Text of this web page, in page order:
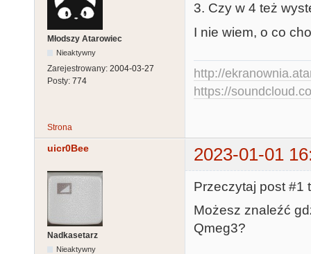
Młodszy Atarowiec
Nieaktywny
Zarejestrowany: 2004-03-27
Posty: 774
3. Czy w 4 też
I nie wiem, o co
http://
https://
Strona
uicr0Bee 2023-01-01
Nadkasetarz
Nieaktywny
Przeczytaj post #1
Możesz znaleźć
Qmeg3?